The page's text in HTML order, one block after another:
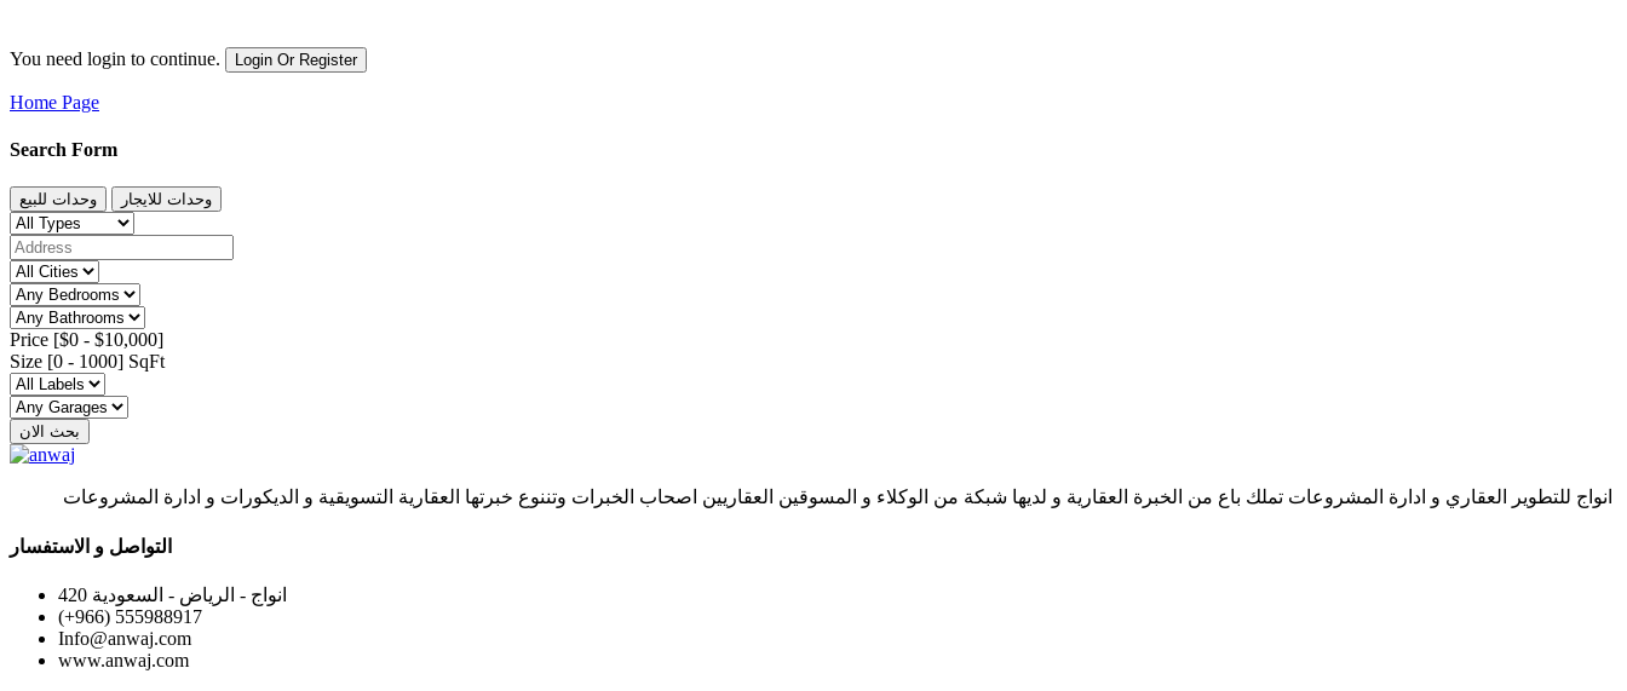
You need login to continue. Login Or Register
Home Page
Search Form
وحدات للبيع وحدات للايجار
Price [$0 - $10,000]
Size [0 - 1000] SqFt
بحث الان
انواج للتطوير العقاري و ادارة المشروعات تملك باع من الخبرة العقارية و لديها شبكة من الوكلاء و المسوقين العقاريين اصحاب الخبرات وتننوع خبرتها العقارية التسويقية و الديكورات و ادارة المشروعات
التواصل و الاستفسار
420 انواج - الرياض - السعودية
(+966) 555988917
Info@anwaj.com
www.anwaj.com